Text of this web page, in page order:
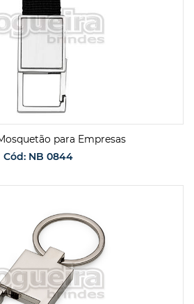
para Empresas
Cód: NB 0844